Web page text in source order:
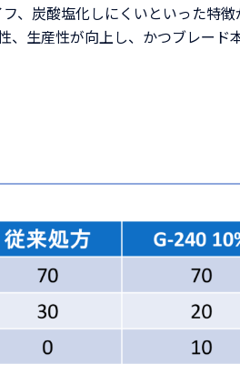
、炭酸塩化しにくいといった特
生産性が向上し、かつブレード